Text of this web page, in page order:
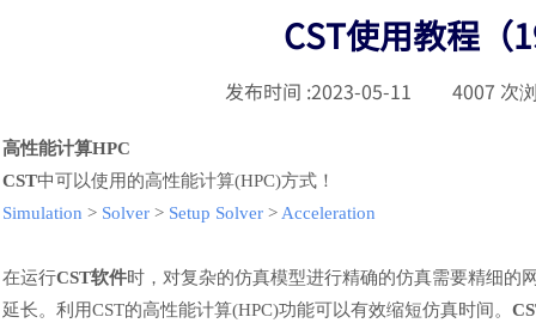
CST使用教程（
发布时间 :2023-05-11 4007 次
高性能计算HPC
CST中可以使用的高性能计算(HPC)方式 ！
Simulation > Solver > Setup Solver > Acceleration
在运行CST软件时， 对复杂的仿真模型进行精确的仿真需要精细的
延长。利用CST的高性能计算(HPC)功能可以有效缩短仿真时间。